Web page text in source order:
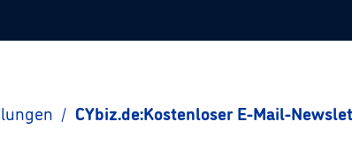
/ CYbiz.de:Kostenloser E-Mail-